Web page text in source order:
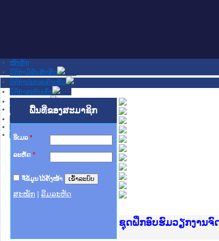
ໜ້າຫຼັກ
ນິຕິກໍາມີຜົນສັກສິດ
ນິຕິກໍາປະກອບຄໍາເຫັນ
ນິຕິກໍາສະບັບເກົ່າ
ເວັບໄຊອື່ນໆ
ຊ່ວຍເຫຼືອ
ພື້ນທີ່ຂອງສະມາຊິກ
ອີເມລ *
ລະຫັດ *
ຈື່ຂໍ້ມູນໄວ້ຄັ້ງໜ້າ
ສະໝັກ ລືມລະຫັດ
Ministry of Justice
ເຜີຍແຜ່ວັບໄຊຈົດໝາຍເ
ກະຊວງຍຸຕິທຳ
ຊຸດຝຶກອົບຮົມວຽກງານຈົ
ກອງປະຊຸມທົບທວນຄືນກ
ຝຶກອົບຮົມ ຜູ່ປະສານງາ
ຝຶກອົບຮົມ ຜູ່ປະສານງາ
ເຜີຍແຜ່ແອັບກົດໝາຍລາ
ເຜີຍແຜ່ແອັບກົດໝາຍລາ
ຍົກລະດັບວຽກງານຈົດໝ
ຊຸດຝຶກອົບຮົມວຽກງານຈົ